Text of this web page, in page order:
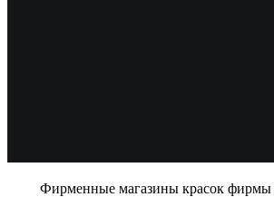
Фирменные магазины красок фирмы